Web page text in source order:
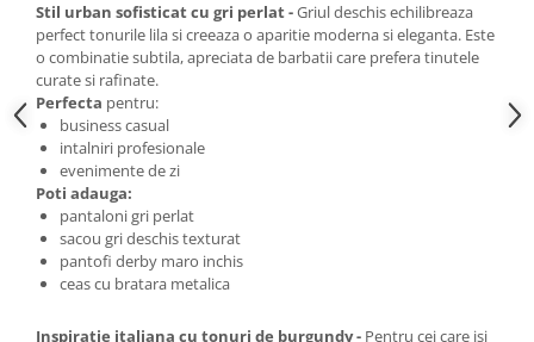
Stil urban sofisticat cu gri perlat -Griul deschis echilibreaza
perfect tonurile lila si creeaza o aparitie moderna si eleganta. Este
o combinatie subtila, apreciata de barbatii care prefera tinutele
curate si rafinate.
Perfecta pentru:
business casual
intalniri profesionale
evenimente de zi
Poti adauga:
pantaloni gri perlat
sacou gri deschis texturat
pantofi derby maro inchis
ceas cu bratara metalica
Inspiratie italiana cu tonuri de burgundy - Pentru cei care isi